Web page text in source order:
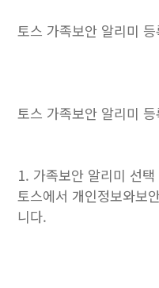
토스 가족보안 알리미
토스 가족보안 알리미 등
1. 가족보안 알리미 선택
토스에서 개인정보와보
니다.